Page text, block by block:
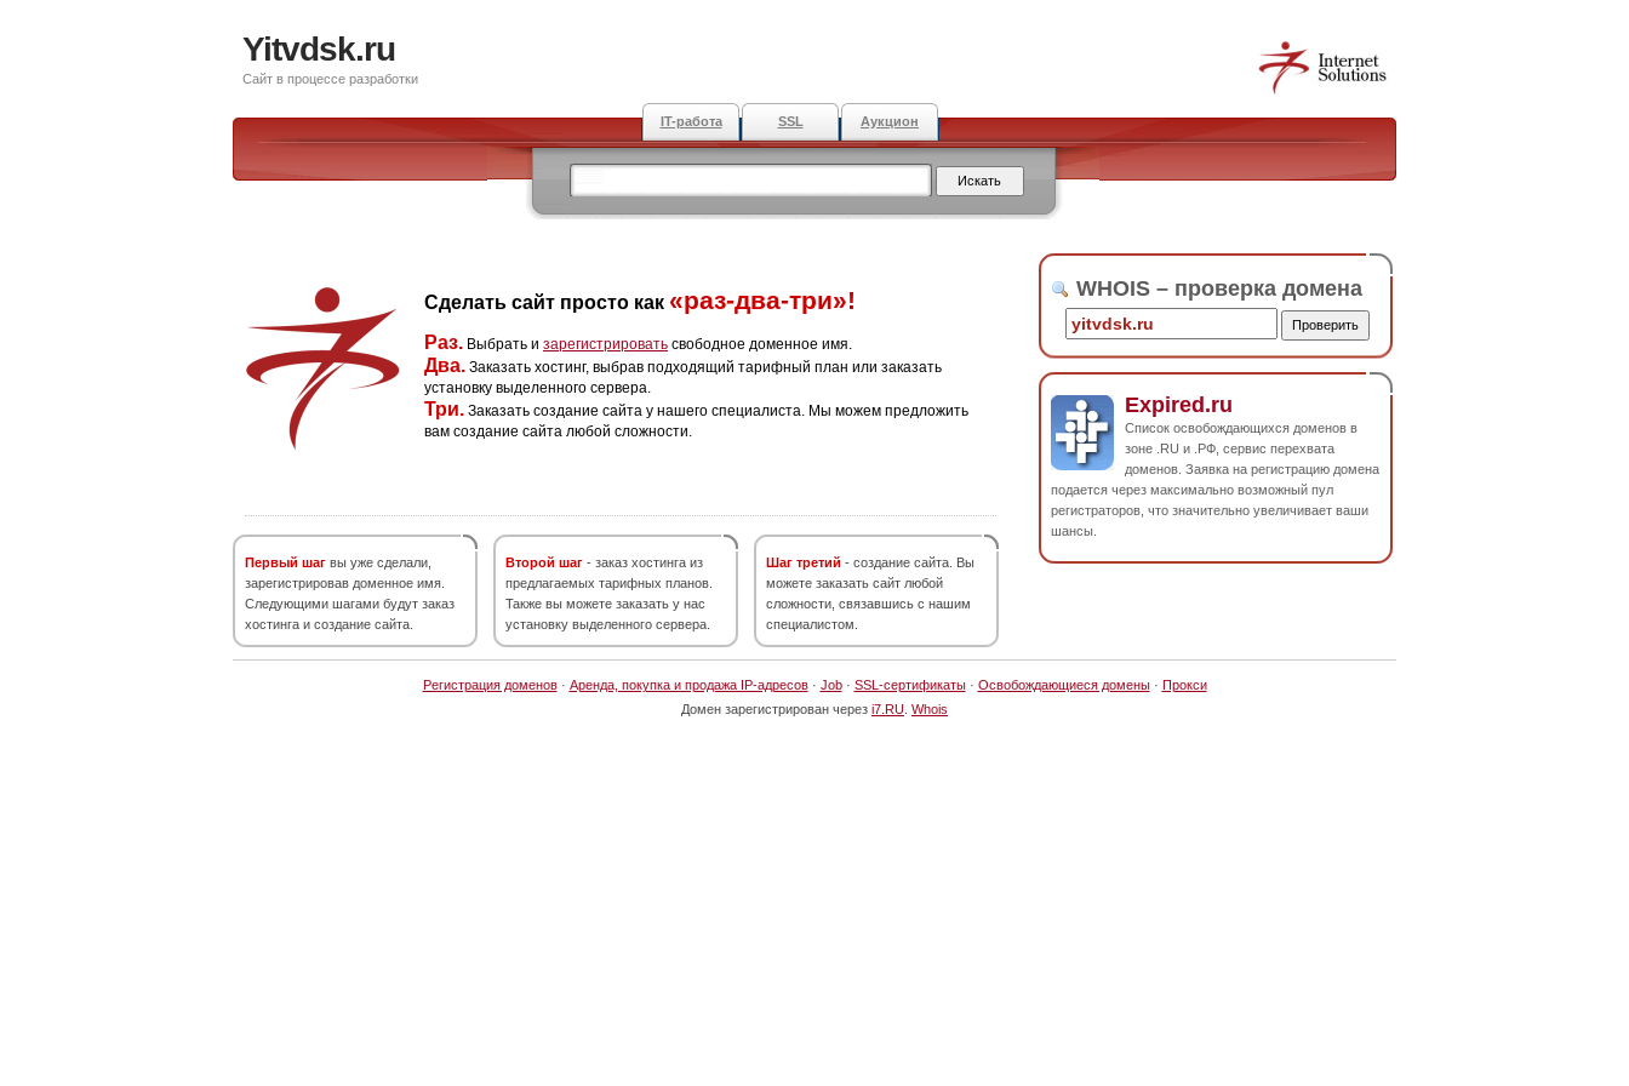
Yitvdsk.ru
Сайт в процессе разработки
IT-работа SSL Аукцион
Сделать сайт просто как «раз-два-три»!
Раз. Выбрать и зарегистрировать свободное доменное имя.
Два. Заказать хостинг, выбрав подходящий тарифный план или заказать
установку выделенного сервера.
Три. Заказать создание сайта у нашего специалиста. Мы можем предложить
вам создание сайта любой сложности.
Первый шаг вы уже сделали,
зарегистрировав доменное имя.
Следующими шагами будут заказ
хостинга и создание сайта.
Второй шаг - заказ хостинга из
предлагаемых тарифных планов.
Также вы можете заказать у нас
установку выделенного сервера.
Шаг третий - создание сайта. Вы
можете заказать сайт любой
сложности, связавшись с нашим
специалистом.
WHOIS – проверка домена
Expired.ru
Список освобождающихся доменов в
зоне .RU и .РФ, сервис перехвата
доменов. Заявка на регистрацию домена
подается через максимально возможный пул
регистраторов, что значительно увеличивает ваши
шансы.
Регистрация доменов· Аренда, покупка и продажа IP-адресов· Job· SSL-сертификаты· Освобождающиеся домены· Прокси
Домен зарегистрирован через i7.RU Whois